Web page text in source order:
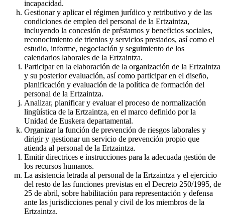
incapacidad.
Gestionar y aplicar el régimen jurídico y retributivo y de las
condiciones de empleo del personal de la Ertzaintza,
incluyendo la concesión de préstamos y beneficios sociales,
reconocimiento de trienios y servicios prestados, así como el
estudio, informe, negociación y seguimiento de los
calendarios laborales de la Ertzaintza.
Participar en la elaboración de la organización de la Ertzaintza
y su posterior evaluación, así como participar en el diseño,
planificación y evaluación de la política de formación del
personal de la Ertzaintza.
Analizar, planificar y evaluar el proceso de normalización
lingüística de la Ertzaintza, en el marco definido por la
Unidad de Euskera departamental.
Organizar la función de prevención de riesgos laborales y
dirigir y gestionar un servicio de prevención propio que
atienda al personal de la Ertzaintza.
Emitir directrices e instrucciones para la adecuada gestión de
los recursos humanos.
La asistencia letrada al personal de la Ertzaintza y el ejercicio
del resto de las funciones previstas en el Decreto 250/1995, de
25 de abril, sobre habilitación para representación y defensa
ante las jurisdicciones penal y civil de los miembros de la
Ertzaintza.